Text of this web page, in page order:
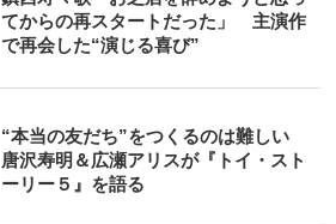
てからの再スタートだった」 主演作
で再会した“演じる喜び”
“本当の友だち”をつくるのは難しい
唐沢寿明＆広瀬アリスが『トイ・スト
ーリー５』を語る